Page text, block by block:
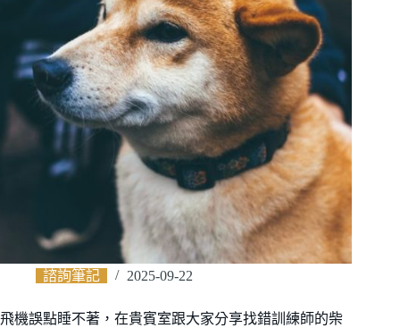
諮詢筆記 2025-09-22
飛機誤點睡不著，在貴賓室跟大家分享找錯訓練師的柴